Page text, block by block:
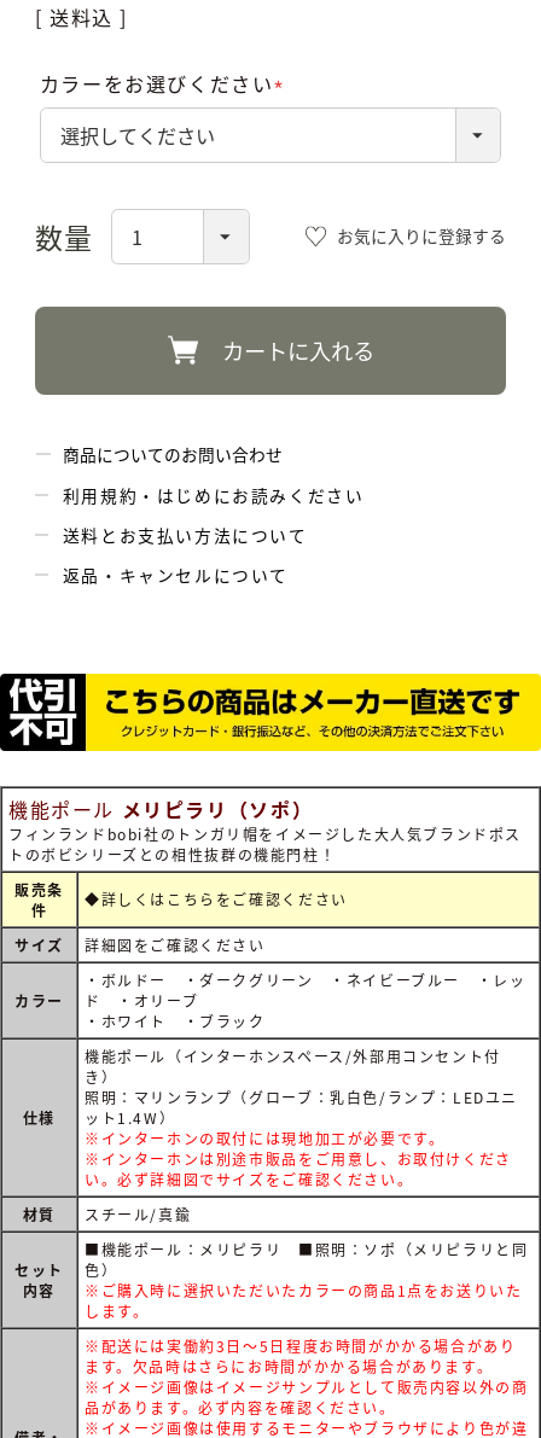
送料込
カラーをお選びください
お気に入りに登録する
カートに入れる
商品についてのお問い合わせ
利用規約・はじめにお読みください
送料とお支払い方法について
返品・キャンセルについて
機能ポール メリピラリ（ソポ）
フィンランドbobi社のトンガリ帽をイメージした大人気ブランドポス
トのボビシリーズとの相性抜群の機能門柱！
販売条
件
◆詳しくは こちらをご確認ください
サイズ 詳細図をご確認ください
カラー
・ボルドー ・ダークグリーン ・ネイビーブルー ・レッ
ド ・オリーブ
・ホワイト ・ブラック
仕様
機能ポール（インターホンスペース/外部用コンセント付
き）
照明：マリンランプ（グローブ：乳白色/ランプ：LEDユニ
ット1.4W）
※インターホンの取付には現地加工が必要です。
※インターホンは別途市販品をご用意し、お取付けくださ
い。必ず詳細図でサイズをご確認ください。
材質
スチール/真鍮
セット
内容
■機能ポール：メリピラリ ■照明：ソポ（メリピラリと同
色）
※ご購入時に選択いただいたカラーの商品1点をお送りいた
します。
※配送には実働約3日～5日程度お時間がかかる場合があり
ます。欠品時はさらにお時間がかかる場合があります。
※イメージ画像はイメージサンプルとして販売内容以外の商
品があります。必ず内容を確認ください。
※イメージ画像は使用するモニターやブラウザにより色が違